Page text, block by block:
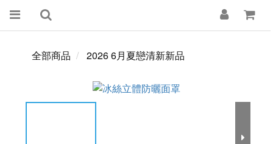
全部商品 2026 6月夏戀清新新品